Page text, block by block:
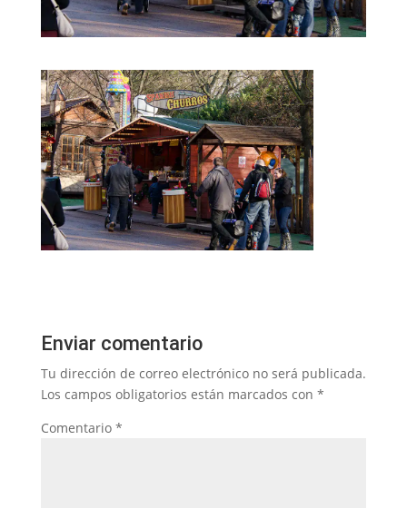
Enviar comentario
Tu dirección de correo electrónico no será publicada.
Los campos obligatorios están marcados con *
Comentario *